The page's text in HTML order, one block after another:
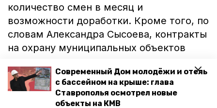
Современный Дом молодёжи и отель
с бассейном на крыше: глава
Ставрополья осмотрел новые
объекты на КМВ
количество смен в месяц и
возможности доработки. Кроме того, по
словам Александра Сысоева, контракты
на охрану муниципальных объектов
Ожидается, что эту проблему обсудят
на отдельном совещании.